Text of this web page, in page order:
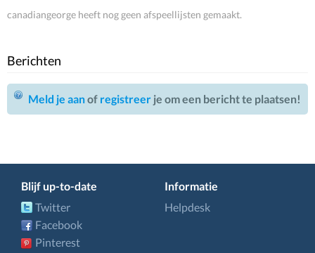
canadiangeorge heeft nog geen afspeellijsten gemaakt.
Berichten
Meld je aanof registreer je om een bericht te plaatsen!
Blijf up-to-date
Twitter
Facebook
Pinterest
Informatie
Helpdesk